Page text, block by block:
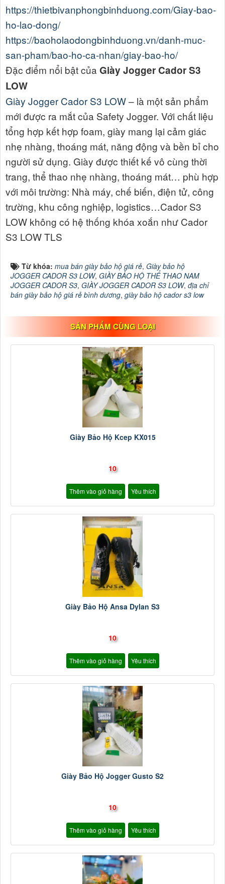
https://thietbivanphongbinhduong.com/Giay-bao-
ho-lao-dong/
https://baoholaodongbinhduong.vn/danh-muc-
san-pham/bao-ho-ca-nhan/giay-bao-ho/
Đặc điểm nổi bật của Giày Jogger Cador S3
LOW
Giày Jogger Cador S3 LOW– là một sản phẩm
mới được ra mắt của Safety Jogger. Với chất liệu
tổng hợp kết hợp foam, giày mang lại cảm giác
nhẹ nhàng, thoáng mát, năng động và bền bỉ cho
người sử dụng. Giày được thiết kế vô cùng thời
trang, thể thao nhẹ nhàng, thoáng mát… phù hợp
với môi trường: Nhà máy, chế biến, điện tử, công
trường, khu công nghiệp, logistics…Cador S3
LOW không có hệ thống khóa xoắn như Cador
S3 LOW TLS
Từ khóa: mua bán giày bảo hộ giá rẻ, Giày bảo hộ
JOGGER CADOR S3 LOW, GIÀY BẢO HỘ THỂ THAO NAM
JOGGER CADOR S3, GIÀY JOGGER CADOR S3 LOW, địa chỉ
bán giày bảo hộ giá rẻ bình dương, giày bảo hộ cador s3 low
SẢN PHẨM CÙNG LOẠI
Giày Bảo Hộ Kcep KX015
10
Thêm vào giỏ hàng Yêu thích
Giày Bảo Hộ Ansa Dylan S3
10
Thêm vào giỏ hàng Yêu thích
Giày Bảo Hộ Jogger Gusto S2
10
Thêm vào giỏ hàng Yêu thích